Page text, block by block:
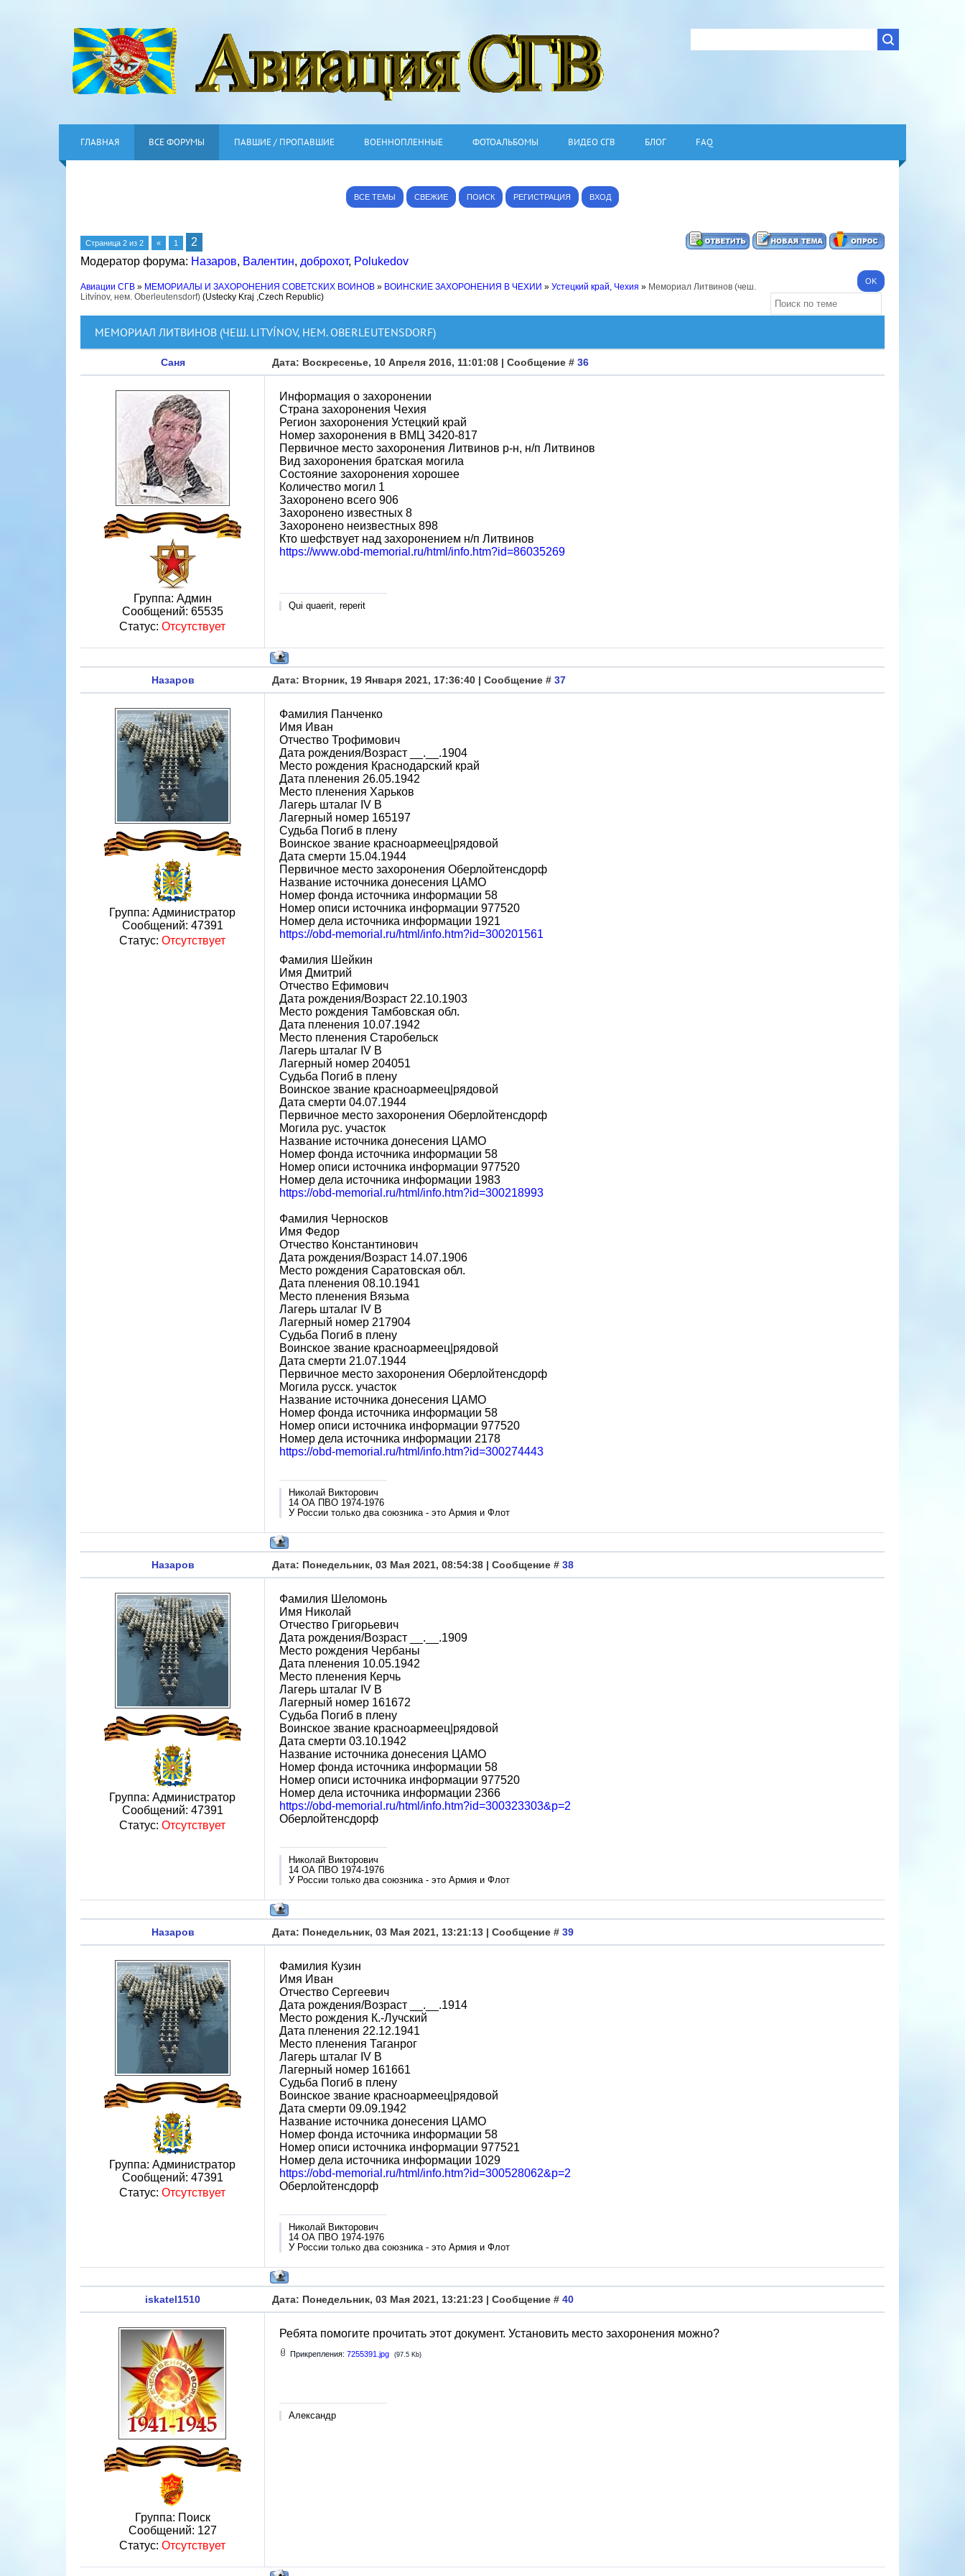
ГЛАВНАЯ ВСЕ ФОРУМЫ ПАВШИЕ / ПРОПАВШИЕ ВОЕННОПЛЕННЫЕ ФОТОАЛЬБОМЫ ВИДЕО СГВ БЛОГ FAQ
ВСЕ ТЕМЫ СВЕЖИЕ ПОИСК РЕГИСТРАЦИЯ ВХОД
Страница 2 из 2 « 1
2
Модератор форума: Назаров, Валентин, доброхот, Polukedov
Авиации СГВ » МЕМОРИАЛЫ И ЗАХОРОНЕНИЯ СОВЕТСКИХ ВОИНОВ » ВОИНСКИЕ ЗАХОРОНЕНИЯ В ЧЕХИИ » Устецкий край, Чехия » Мемориал Литвинов (чеш.
Litvínov, нем. Oberleutensdorf) (Ustecky Kraj ,Czech Republic)
МЕМОРИАЛ ЛИТВИНОВ (ЧЕШ. LITVÍNOV, НЕМ. OBERLEUTENSDORF)
Саня Дата: Воскресенье, 10 Апреля 2016, 11:01:08 | Сообщение # 36
Группа: Админ
Сообщений: 65535
Статус: Отсутствует
Информация о захоронении
Страна захоронения Чехия
Регион захоронения Устецкий край
Номер захоронения в ВМЦ З420-817
Первичное место захоронения Литвинов р-н, н/п Литвинов
Вид захоронения братская могила
Состояние захоронения хорошее
Количество могил 1
Захоронено всего 906
Захоронено известных 8
Захоронено неизвестных 898
Кто шефствует над захоронением н/п Литвинов
https://www.obd-memorial.ru/html/info.htm?id=86035269
Qui quaerit, reperit
Назаров Дата: Вторник, 19 Января 2021, 17:36:40 | Сообщение # 37
Группа: Администратор
Сообщений: 47391
Статус: Отсутствует
Фамилия Панченко
Имя Иван
Отчество Трофимович
Дата рождения/Возраст __.__.1904
Место рождения Краснодарский край
Дата пленения 26.05.1942
Место пленения Харьков
Лагерь шталаг IV B
Лагерный номер 165197
Судьба Погиб в плену
Воинское звание красноармеец|рядовой
Дата смерти 15.04.1944
Первичное место захоронения Оберлойтенсдорф
Название источника донесения ЦАМО
Номер фонда источника информации 58
Номер описи источника информации 977520
Номер дела источника информации 1921
https://obd-memorial.ru/html/info.htm?id=300201561
Фамилия Шейкин
Имя Дмитрий
Отчество Ефимович
Дата рождения/Возраст 22.10.1903
Место рождения Тамбовская обл.
Дата пленения 10.07.1942
Место пленения Старобельск
Лагерь шталаг IV B
Лагерный номер 204051
Судьба Погиб в плену
Воинское звание красноармеец|рядовой
Дата смерти 04.07.1944
Первичное место захоронения Оберлойтенсдорф
Могила рус. участок
Название источника донесения ЦАМО
Номер фонда источника информации 58
Номер описи источника информации 977520
Номер дела источника информации 1983
https://obd-memorial.ru/html/info.htm?id=300218993
Фамилия Черносков
Имя Федор
Отчество Константинович
Дата рождения/Возраст 14.07.1906
Место рождения Саратовская обл.
Дата пленения 08.10.1941
Место пленения Вязьма
Лагерь шталаг IV B
Лагерный номер 217904
Судьба Погиб в плену
Воинское звание красноармеец|рядовой
Дата смерти 21.07.1944
Первичное место захоронения Оберлойтенсдорф
Могила русск. участок
Название источника донесения ЦАМО
Номер фонда источника информации 58
Номер описи источника информации 977520
Номер дела источника информации 2178
https://obd-memorial.ru/html/info.htm?id=300274443
Николай Викторович
14 ОА ПВО 1974-1976
У России только два союзника - это Армия и Флот
Назаров Дата: Понедельник, 03 Мая 2021, 08:54:38 | Сообщение # 38
Группа: Администратор
Сообщений: 47391
Статус: Отсутствует
Фамилия Шеломонь
Имя Николай
Отчество Григорьевич
Дата рождения/Возраст __.__.1909
Место рождения Чербаны
Дата пленения 10.05.1942
Место пленения Керчь
Лагерь шталаг IV B
Лагерный номер 161672
Судьба Погиб в плену
Воинское звание красноармеец|рядовой
Дата смерти 03.10.1942
Название источника донесения ЦАМО
Номер фонда источника информации 58
Номер описи источника информации 977520
Номер дела источника информации 2366
https://obd-memorial.ru/html/info.htm?id=300323303&p=2
Оберлойтенсдорф
Николай Викторович
14 ОА ПВО 1974-1976
У России только два союзника - это Армия и Флот
Назаров Дата: Понедельник, 03 Мая 2021, 13:21:13 | Сообщение # 39
Группа: Администратор
Сообщений: 47391
Статус: Отсутствует
Фамилия Кузин
Имя Иван
Отчество Сергеевич
Дата рождения/Возраст __.__.1914
Место рождения К.-Лучский
Дата пленения 22.12.1941
Место пленения Таганрог
Лагерь шталаг IV B
Лагерный номер 161661
Судьба Погиб в плену
Воинское звание красноармеец|рядовой
Дата смерти 09.09.1942
Название источника донесения ЦАМО
Номер фонда источника информации 58
Номер описи источника информации 977521
Номер дела источника информации 1029
https://obd-memorial.ru/html/info.htm?id=300528062&p=2
Оберлойтенсдорф
Николай Викторович
14 ОА ПВО 1974-1976
У России только два союзника - это Армия и Флот
iskatel1510 Дата: Понедельник, 03 Мая 2021, 13:21:23 | Сообщение # 40
Группа: Поиск
Сообщений: 127
Статус: Отсутствует
Ребята помогите прочитать этот документ. Установить место захоронения можно?
Прикрепления: 7255391.jpg (97.5 Kb)
Александр